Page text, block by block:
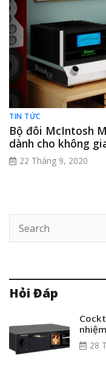
TIN TỨC
Bộ đôi McIntosh
dành cho không
22 Tháng 9, 2020
Hỏi Đáp
28